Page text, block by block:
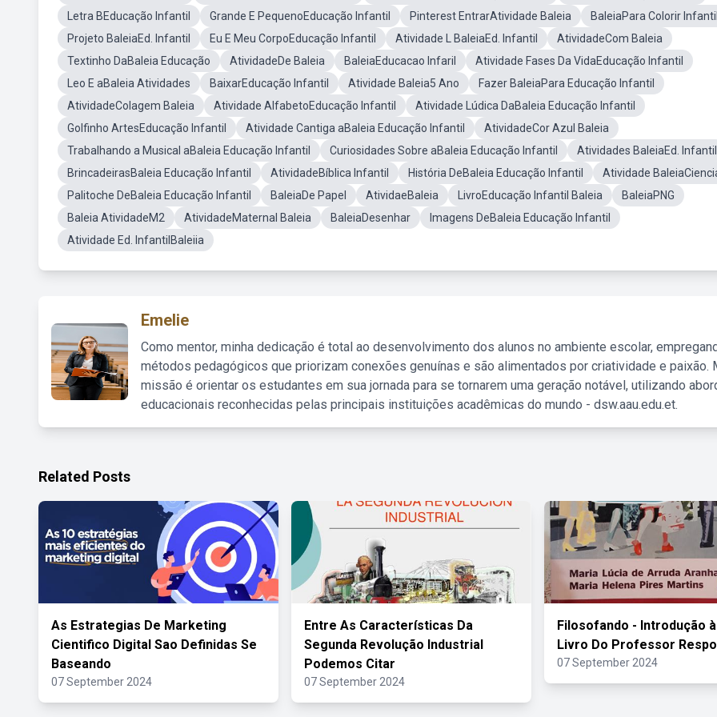
Letra BEducação Infantil
Grande E PequenoEducação Infantil Pinterest EntrarAtividade Baleia
BaleiaPara Colorir Infantil
Projeto BaleiaEd. Infantil
Eu E Meu CorpoEducação Infantil Atividade L BaleiaEd. Infantil
AtividadeCom Baleia
Textinho DaBaleia Educação
AtividadeDe Baleia BaleiaEducacao Infaril
Atividade Fases Da VidaEducação Infantil
Leo E aBaleia Atividades
BaixarEducação Infantil Atividade Baleia5 Ano
Fazer BaleiaPara Educação Infantil
AtividadeColagem Baleia
Atividade AlfabetoEducação Infantil
Atividade Lúdica DaBaleia Educação Infantil
Golfinho ArtesEducação Infantil
Atividade Cantiga aBaleia Educação Infantil
AtividadeCor Azul Baleia
Trabalhando a Musical aBaleia Educação Infantil
Curiosidades Sobre aBaleia Educação Infantil
Atividades BaleiaEd. Infantil
BrincadeirasBaleia Educação Infantil
AtividadeBíblica Infantil História DeBaleia Educação Infantil
Atividade
Palitoche DeBaleia Educação Infantil
BaleiaDe Papel AtividaeBaleia LivroEducação Infantil Baleia
BaleiaPNG
Baleia AtividadeM2
AtividadeMaternal Baleia BaleiaDesenhar
Imagens DeBaleia Educação Infantil
Atividade Ed. InfantilBaleiia
Emelie
Como mentor, minha dedicação é total ao desenvolvimento dos alunos no ambiente escolar,
métodos pedagógicos que priorizam conexões genuínas e são alimentados por criatividade e paixão.
missão é orientar os estudantes em sua jornada para se tornarem uma geração notável, utilizando
educacionais reconhecidas pelas principais instituições acadêmicas do mundo - dsw.aau.edu.et.
Related Posts
As Estrategias De Marketing
Cientifico Digital Sao Definidas Se
Baseando
07 September 2024
Entre As Características Da
Segunda Revolução Industrial
Podemos Citar
07 September 2024
Filosofando - Introdução
Livro Do Professor
07 September 2024